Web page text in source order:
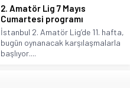
2. Amatör Lig 7 Mayıs
Cumartesi programı
İstanbul 2. Amatör Lig’de 11. hafta,
bugün oynanacak karşılaşmalarla
başlıyor....